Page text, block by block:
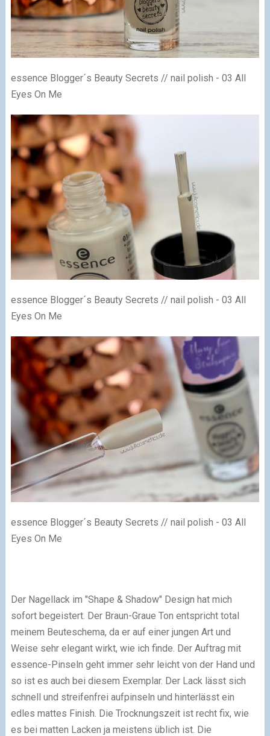
essence Blogger´s Beauty Secrets // nail polish - 03 All
Eyes On Me
essence Blogger´s Beauty Secrets // nail polish - 03 All
Eyes On Me
essence Blogger´s Beauty Secrets // nail polish - 03 All
Eyes On Me
Der Nagellack im "Shape & Shadow" Design hat mich
sofort begeistert. Der Braun-Graue Ton entspricht total
meinem Beuteschema, da er auf einer jungen Art und
Weise sehr elegant wirkt, wie ich finde. Der Auftrag mit
essence-Pinseln geht immer sehr leicht von der Hand und
so ist es auch bei diesem Exemplar. Der Lack lässt sich
schnell und streifenfrei aufpinseln und hinterlässt ein
edles mattes Finish. Die Trocknungszeit ist recht fix, wie
es bei matten Lacken ja meistens üblich ist. Die